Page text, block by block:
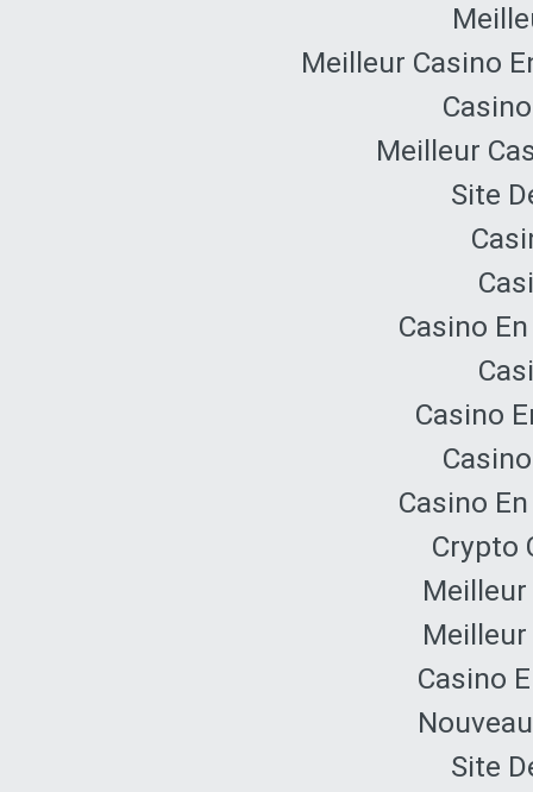
Meilleur Casino
Meilleur
Site
Casino
Casino
Casino
Crypto
Casino
Site